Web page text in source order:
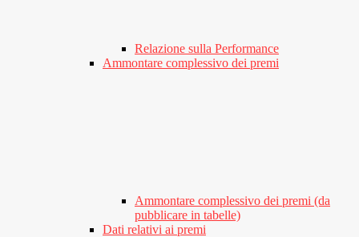
Relazione sulla Performance
Ammontare complessivo dei premi
Ammontare complessivo dei premi (da
pubblicare in tabelle)
Dati relativi ai premi